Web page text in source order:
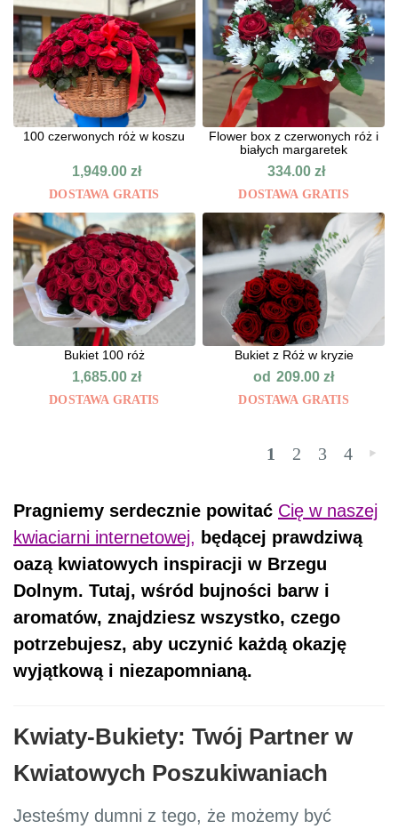
100 czerwonych róż w koszu
1,949.00zł
DOSTAWA GRATIS
Flower box z czerwonych róż i
białych margaretek
334.00zł
DOSTAWA GRATIS
Bukiet 100 róż
1,685.00zł
DOSTAWA GRATIS
Bukiet z Róż w kryzie
od 209.00zł
DOSTAWA GRATIS
1 2 3 4 »
Pragniemy serdecznie powitać Cię w naszej
kwiaciarni internetowej, będącej prawdziwą
oazą kwiatowych inspiracji w Brzegu
Dolnym. Tutaj, wśród bujności barw i
aromatów, znajdziesz wszystko, czego
potrzebujesz, aby uczynić każdą okazję
wyjątkową i niezapomnianą.
Kwiaty-Bukiety: Twój Partner w
Kwiatowych Poszukiwaniach
Jesteśmy dumni z tego, że możemy być